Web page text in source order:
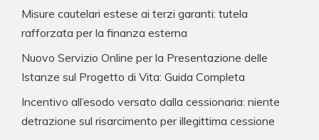
Misure cautelari estese ai terzi garanti: tutela
rafforzata per la finanza esterna
Nuovo Servizio Online per la Presentazione delle
Istanze sul Progetto di Vita: Guida Completa
Incentivo all’esodo versato dalla cessionaria: niente
detrazione sul risarcimento per illegittima cessione